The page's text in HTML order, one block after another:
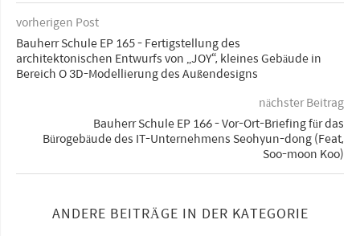
vorherigen Post
Bauherr Schule EP 165 - Fertigstellung des
architektonischen Entwurfs von „JOY“, kleines Gebäude in
Bereich O 3D-Modellierung des Außendesigns
nächster Beitrag
Bauherr Schule EP 166 - Vor-Ort-Briefing für das
Bürogebäude des IT-Unternehmens Seohyun-dong (Feat,
Soo-moon Koo)
ANDERE BEITRÄGE IN DER KATEGORIE